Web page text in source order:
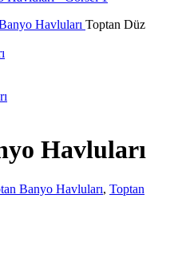
Havluları Toptan Düz
Havluları
Banyo Havluları, Toptan